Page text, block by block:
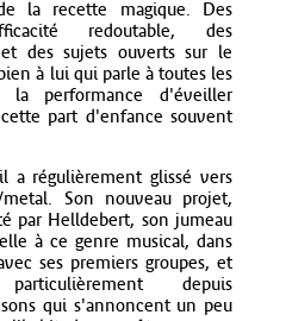
la recette magique. Des
redoutable, des
et des sujets ouverts sur le
à lui qui parle à toutes les
la performance d'éveiller
part d'enfance souvent
a régulièrement glissé vers
metal. Son nouveau projet,
par Helldebert, son jumeau
à ce genre musical, dans
ses premiers groupes, et
depuis
qui s'annoncent un peu